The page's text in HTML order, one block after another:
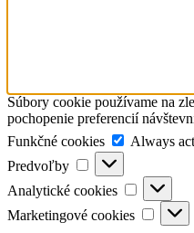
Súbory cookie používame na
pochopenie preferencií
Funkčné cookies
Funkčné
cookies
Always
Predvoľby
Predvoľby
Analytické cookies
cookies
Marketingové cookies